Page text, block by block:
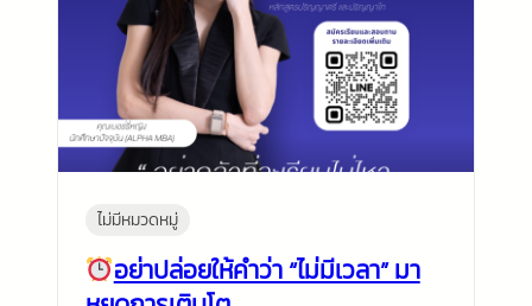
ไม่มีหมวดหมู่
อย่าปล่อยให้คำว่า “ไม่มีเวลา” มา